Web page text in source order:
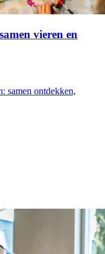
vieren en
samen ontdekken,